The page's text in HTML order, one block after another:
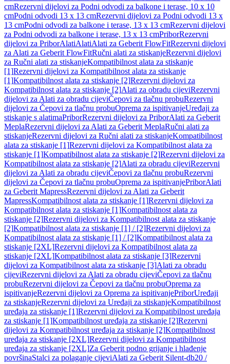
cmRezervni dijelovi za Podni odvodi za balkone i terase, 10 x 10
cmPodni odvodi 13 x 13 cmRezervni dijelovi za Podni odvodi 13 x
13 cmPodni odvodi za balkone i terase, 13 x 13 cmRezervni dijelovi
za Podni odvodi za balkone i terase, 13 x 13 cmPriborRezervni
dijelovi za PriborAlatiAlatiAlati za Geberit FlowFitRezervni dijelovi
za Alati za Geberit FlowFitRučni alati za stiskanjeRezervni dijelovi
za Ručni alati za stiskanjeKompatibilnost alata za stiskanje
[1]Rezervni dijelovi za Kompatibilnost alata za stiskanje
[1]Kompatibilnost alata za stiskanje [2]Rezervni dijelovi za
Kompatibilnost alata za stiskanje [2]Alati za obradu cijeviRezervni
dijelovi za Alati za obradu cijeviČepovi za tlačnu probuRezervni
dijelovi za Čepovi za tlačnu probuOprema za ispitivanjeUređaji za
stiskanje s alatimaPriborRezervni dijelovi za PriborAlati za Geberit
MeplaRezervni dijelovi za Alati za Geberit MeplaRučni alati za
stiskanjeRezervni dijelovi za Ručni alati za stiskanjeKompatibilnost
alata za stiskanje [1]Rezervni dijelovi za Kompatibilnost alata za
stiskanje [1]Kompatibilnost alata za stiskanje [2]Rezervni dijelovi za
Kompatibilnost alata za stiskanje [2]Alati za obradu cijeviRezervni
dijelovi za Alati za obradu cijeviČepovi za tlačnu probuRezervni
dijelovi za Čepovi za tlačnu probuOprema za ispitivanjePriborAlati
za Geberit MapressRezervni dijelovi za Alati za Geberit
MapressKompatibilnost alata za stiskanje [1]Rezervni dijelovi za
Kompatibilnost alata za stiskanje [1]Kompatibilnost alata za
stiskanje [2]Rezervni dijelovi za Kompatibilnost alata za stiskanje
[2]Kompatibilnost alata za stiskanje [1] / [2]Rezervni dijelovi za
Kompatibilnost alata za stiskanje [1] / [2]Kompatibilnost alata za
stiskanje [2XL]Rezervni dijelovi za Kompatibilnost alata za
stiskanje [2XL]Kompatibilnost alata za stiskanje [3]Rezervni
dijelovi za Kompatibilnost alata za stiskanje [3]Alati za obradu
cijeviRezervni dijelovi za Alati za obradu cijeviČepovi za tlačnu
probuRezervni dijelovi za Čepovi za tlačnu probuOprema za
ispitivanjeRezervni dijelovi za Oprema za ispitivanjePriborUređaji
za stiskanjeRezervni dijelovi za Uređaji za stiskanjeKompatibilnost
uređaja za stiskanje [1]Rezervni dijelovi za Kompatibilnost uređaja
za stiskanje [1]Kompatibilnost uređaja za stiskanje [2]Rezervni
dijelovi za Kompatibilnost uređaja za stiskanje [2]Kompatibilnost
uređaja za stiskanje [2XL]Rezervni dijelovi za Kompatibilnost
uređaja za stiskanje [2XL]Za Geberit podno grijanje i hlađenje
površinaStalci za polaganje cijeviAlati za Geberit Silent-db20 /